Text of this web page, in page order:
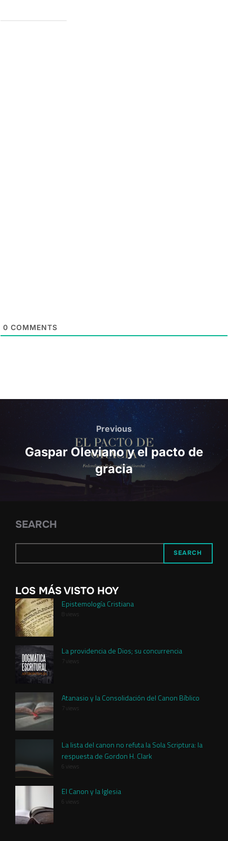
0 COMMENTS
Post
Previous
Previous
Gaspar Oleviano y el pacto de
gracia
SEARCH
SEARCH
LOS MÁS VISTO HOY
Epistemología Cristiana
8 views
La providencia de Dios; su concurrencia
7 views
Atanasio y la Consolidación del Canon Bíblico
7 views
La lista del canon no refuta la Sola Scriptura: la
respuesta de Gordon H. Clark
6 views
El Canon y la Iglesia
6 views